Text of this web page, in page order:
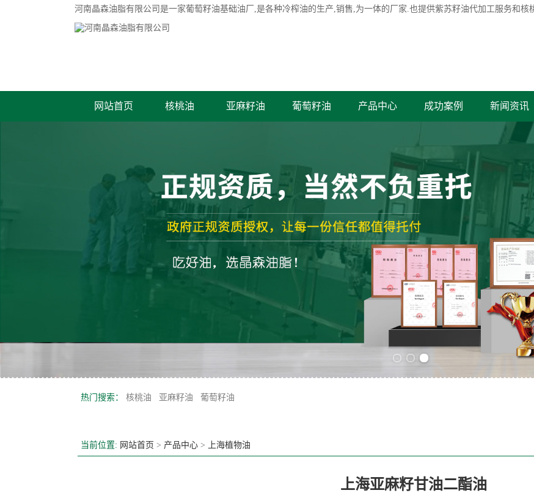
河南晶森油脂有限公司是一家葡萄籽油基础油厂 ,是各种冷榨油的生产,销售,为一体的厂家.也提供紫苏籽油代加工服务和核
网站首页 核桃油 亚麻籽油 葡萄籽油 产品中心 成功案例 新闻资讯
热门搜索： 核桃油 亚麻籽油 葡萄籽油
当前位置: 网站首页 > 产品中心 > 上海植物油
上海亚麻籽甘油二酯油